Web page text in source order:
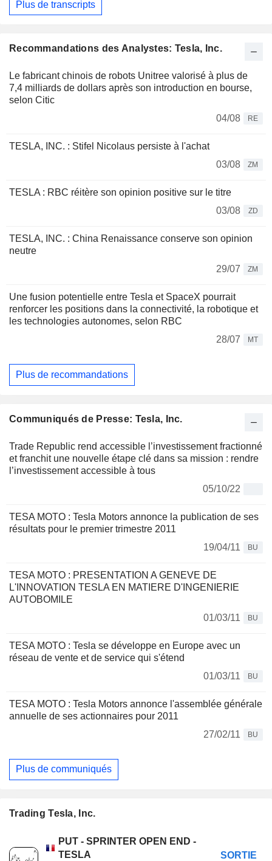
Plus de transcripts
Recommandations des Analystes: Tesla, Inc.
Le fabricant chinois de robots Unitree valorisé à plus de
7,4 milliards de dollars après son introduction en bourse,
selon Citic
04/08
RE
TESLA, INC. : Stifel Nicolaus persiste à l'achat
03/08
ZM
TESLA : RBC réitère son opinion positive sur le titre
03/08
ZD
TESLA, INC. : China Renaissance conserve son opinion
neutre
29/07
ZM
Une fusion potentielle entre Tesla et SpaceX pourrait
renforcer les positions dans la connectivité, la robotique et
les technologies autonomes, selon RBC
28/07
MT
Plus de recommandations
Communiqués de Presse: Tesla, Inc.
Trade Republic rend accessible l’investissement fractionné
et franchit une nouvelle étape clé dans sa mission : rendre
l’investissement accessible à tous
05/10/22
TESA MOTO : Tesla Motors annonce la publication de ses
résultats pour le premier trimestre 2011
19/04/11
BU
TESA MOTO : PRESENTATION A GENEVE DE
L'INNOVATION TESLA EN MATIERE D'INGENIERIE
AUTOBOMILE
01/03/11
BU
TESA MOTO : Tesla se développe en Europe avec un
réseau de vente et de service qui s'étend
01/03/11
BU
TESA MOTO : Tesla Motors annonce l'assemblée générale
annuelle de ses actionnaires pour 2011
27/02/11
BU
Plus de communiqués
Trading Tesla, Inc.
PUT - SPRINTER OPEN END -
TESLA
SORTIE